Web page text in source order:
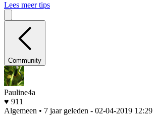
Lees meer tips
Community
Pauline4a
♥ 911
Algemeen • 7 jaar geleden - 02-04-2019 12:29